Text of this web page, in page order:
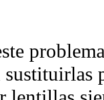
sustituirlas